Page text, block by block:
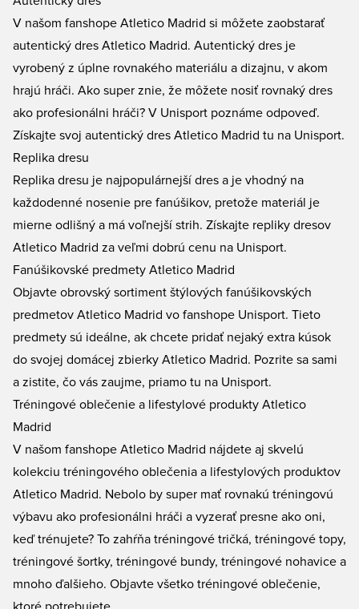
V našom fanshope Atletico Madrid si môžete zaobstarať
autentický dres Atletico Madrid. Autentický dres je
vyrobený z úplne rovnakého materiálu a dizajnu, v akom
hrajú hráči. Ako super znie, že môžete nosiť rovnaký dres
ako profesionálni hráči? V Unisport poznáme odpoveď.
Získajte svoj autentický dres Atletico Madrid tu na Unisport.
Replika dresu
Replika dresu je najpopulárnejší dres a je vhodný na
každodenné nosenie pre fanúšikov, pretože materiál je
mierne odlišný a má voľnejší strih. Získajte repliky dresov
Atletico Madrid za veľmi dobrú cenu na Unisport.
Fanúšikovské predmety Atletico Madrid
Objavte obrovský sortiment štýlových fanúšikovských
predmetov Atletico Madrid vo fanshope Unisport. Tieto
predmety sú ideálne, ak chcete pridať nejaký extra kúsok
do svojej domácej zbierky Atletico Madrid. Pozrite sa sami
a zistite, čo vás zaujme, priamo tu na Unisport.
Tréningové oblečenie a lifestylové produkty Atletico
Madrid
V našom fanshope Atletico Madrid nájdete aj skvelú
kolekciu tréningového oblečenia a lifestylových produktov
Atletico Madrid. Nebolo by super mať rovnakú tréningovú
výbavu ako profesionálni hráči a vyzerať presne ako oni,
keď trénujete? To zahŕňa tréningové tričká, tréningové topy,
tréningové šortky, tréningové bundy, tréningové nohavice a
mnoho ďalšieho. Objavte všetko tréningové oblečenie,
ktoré potrebujete.